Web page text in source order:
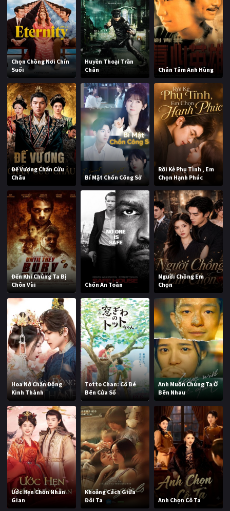
Chọn Chồng Nơi Chín
Suối
Huyền Thoại Trần
Chân
Chân Tâm Anh Hùng
Đế Vương Chấn Cửu
Châu
Bí Mật Chốn Công Sở
Rời Kẻ Phụ Tình , Em
Chọn Hạnh Phúc
Đến Khi Chúng Ta Bị
Chôn Vùi
Chốn An Toàn
Người Chồng Em
Chọn
Hoa Nở Chấn Động
Kinh Thành
Totto Chan: Cô Bé
Bên Cửa Sổ
Anh Muốn Chúng Ta Ở
Bên Nhau
Ước Hẹn Chốn Nhân
Gian
Khoảng Cách Giữa
Đôi Ta
Anh Chọn Cô Ta